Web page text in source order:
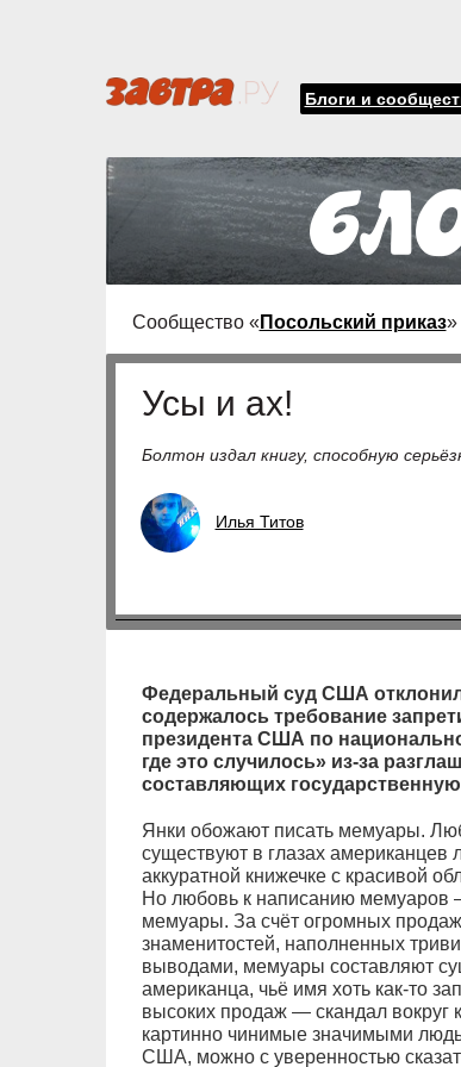
Блоги и
Сообщество « Посольский приказ»
Усы и ах!
Болтон издал книгу, способную
Илья Титов
Федеральный суд США
содержалось требование
президента США по
где это случилось» из-за
составляющих государственную
Янки обожают писать мемуары.
существуют в глазах американцев
аккуратной книжечке с красивой
Но любовь к написанию
мемуары. За счёт огромных
знаменитостей, наполненных
выводами, мемуары составляют
американца, чьё имя хоть как-то
высоких продаж — скандал вокруг
картинно чинимые значимыми
США, можно с уверенностью